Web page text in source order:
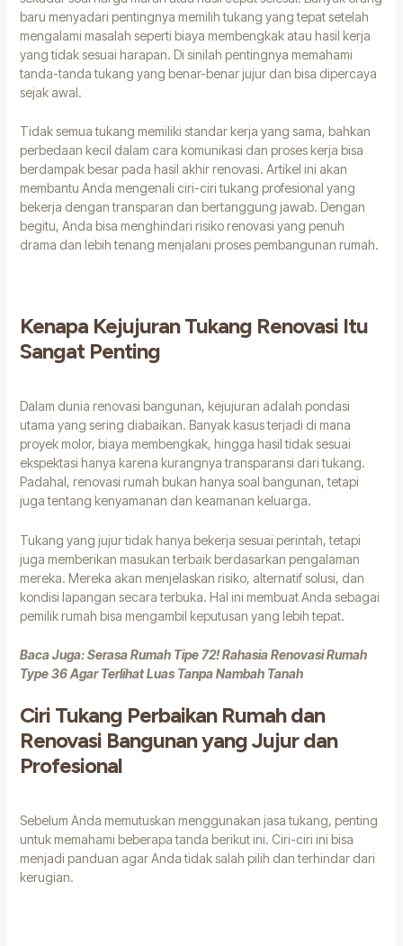
baru menyadari pentingnya memilih tukang yang tepat setelah
mengalami masalah seperti biaya membengkak atau hasil kerja
yang tidak sesuai harapan. Di sinilah pentingnya memahami
tanda-tanda tukang yang benar-benar jujur dan bisa dipercaya
sejak awal.
Tidak semua tukang memiliki standar kerja yang sama, bahkan
perbedaan kecil dalam cara komunikasi dan proses kerja bisa
berdampak besar pada hasil akhir renovasi. Artikel ini akan
membantu Anda mengenali ciri-ciri tukang profesional yang
bekerja dengan transparan dan bertanggung jawab. Dengan
begitu, Anda bisa menghindari risiko renovasi yang penuh
drama dan lebih tenang menjalani proses pembangunan rumah.
Kenapa Kejujuran Tukang Renovasi Itu
Sangat Penting
Dalam dunia renovasi bangunan, kejujuran adalah pondasi
utama yang sering diabaikan. Banyak kasus terjadi di mana
proyek molor, biaya membengkak, hingga hasil tidak sesuai
ekspektasi hanya karena kurangnya transparansi dari tukang.
Padahal, renovasi rumah bukan hanya soal bangunan, tetapi
juga tentang kenyamanan dan keamanan keluarga.
Tukang yang jujur tidak hanya bekerja sesuai perintah, tetapi
juga memberikan masukan terbaik berdasarkan pengalaman
mereka. Mereka akan menjelaskan risiko, alternatif solusi, dan
kondisi lapangan secara terbuka. Hal ini membuat Anda sebagai
pemilik rumah bisa mengambil keputusan yang lebih tepat.
Baca Juga:Serasa Rumah Tipe 72! Rahasia Renovasi Rumah
Type 36 Agar Terlihat Luas Tanpa Nambah Tanah
Ciri Tukang Perbaikan Rumah dan
Renovasi Bangunan yang Jujur dan
Profesional
Sebelum Anda memutuskan menggunakan jasa tukang, penting
untuk memahami beberapa tanda berikut ini. Ciri-ciri ini bisa
menjadi panduan agar Anda tidak salah pilih dan terhindar dari
kerugian.